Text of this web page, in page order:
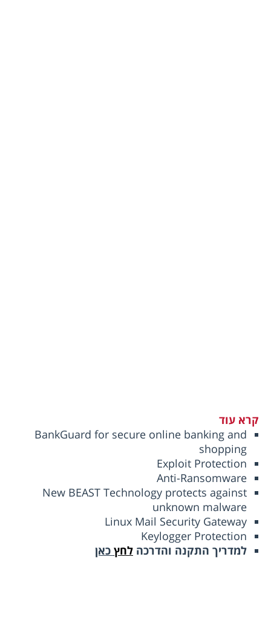
קרא עוד
BankGuard for secure online banking and
shopping
Exploit Protection
Anti-Ransomware
New BEAST Technology protects against
unknown malware
Linux Mail Security Gateway
Keylogger Protection
למדריך התקנה והדרכהלחץכאן